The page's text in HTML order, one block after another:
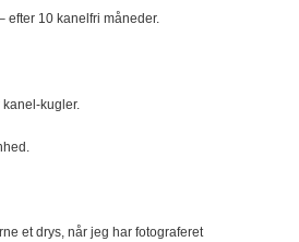
efter 10 kanelfri måneder.
kugler.
et drys, når jeg har fotograferet